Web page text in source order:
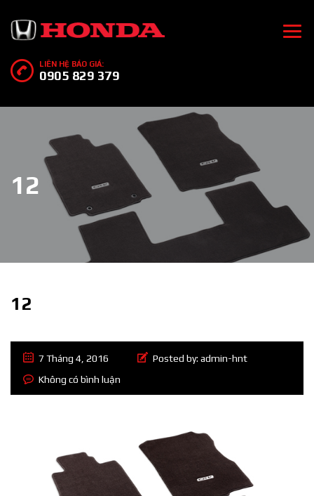
LIÊN HỆ BÁO GIÁ:
0905 829 379
12
12
7 Tháng 4, 2016 Posted by: admin-hnt
Không có bình luận